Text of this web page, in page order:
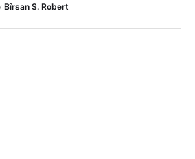
Bîrsan S. Robert